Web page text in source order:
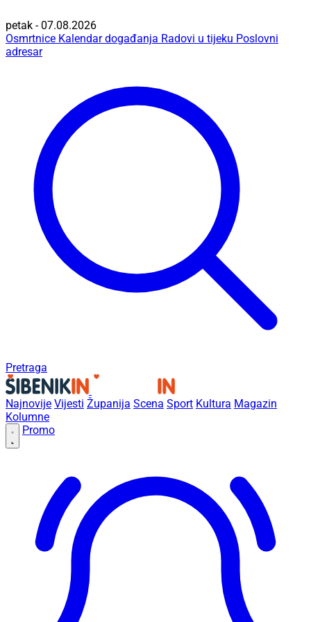
petak - 07.08.2026
Osmrtnice Kalendar događanja Radovi u tijeku Poslovni
adresar
Pretraga
Najnovije Vijesti Županija Scena Sport Kultura Magazin
Kolumne
Promo